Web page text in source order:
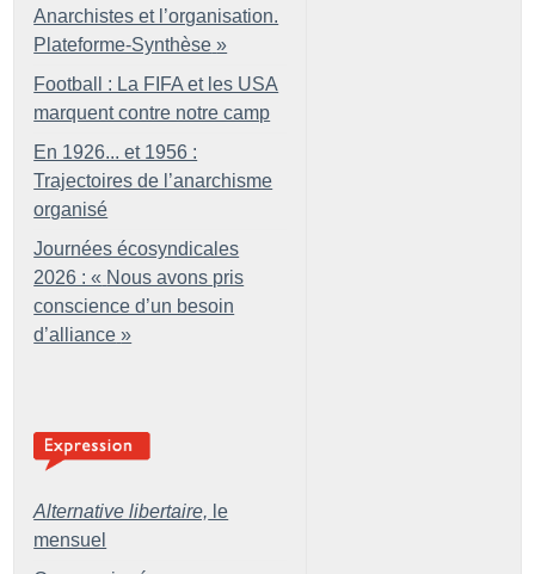
Anarchistes et l’organisation.
Plateforme-Synthèse »
Football : La FIFA et les USA
marquent contre notre camp
En 1926... et 1956 :
Trajectoires de l’anarchisme
organisé
Journées écosyndicales
2026 : « Nous avons pris
conscience d’un besoin
d’alliance »
Alternative libertaire, le
mensuel